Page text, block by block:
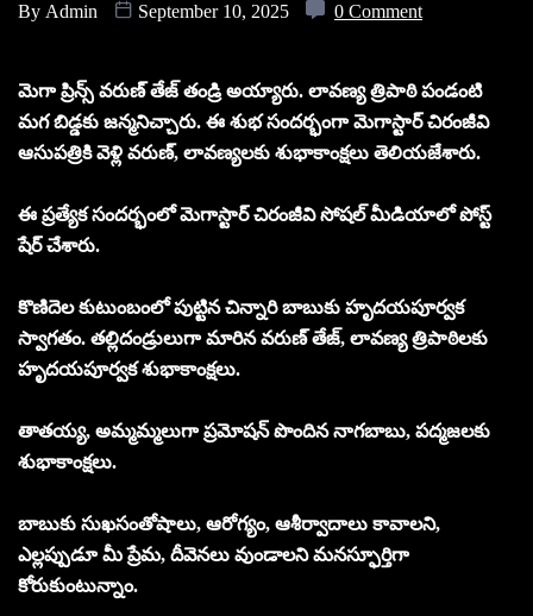
By Admin September 10, 2025 0 Comment
మెగా ప్రిన్స్ వరుణ్‌ తేజ్‌ తండ్రి అయ్యారు. లావణ్య త్రిపాఠి పండంటి
మగ బిడ్డకు జన్మనిచ్చారు. ఈ శుభ సందర్భంగా మెగాస్టార్ చిరంజీవి
ఆసుపత్రికి వెళ్లి వరుణ్‌, లావణ్యలకు శుభాకాంక్షలు తెలియజేశారు.
ఈ ప్రత్యేక సందర్భంలో మెగాస్టార్ చిరంజీవి సోషల్ మీడియాలో పోస్ట్
షేర్ చేశారు.
కొణిదెల కుటుంబంలో పుట్టిన చిన్నారి బాబుకు హృదయపూర్వక
స్వాగతం. తల్లిదండ్రులుగా మారిన వరుణ్ తేజ్‌, లావణ్య త్రిపాఠిలకు
హృదయపూర్వక శుభాకాంక్షలు.
తాతయ్య, అమ్మమ్మలుగా ప్రమోషన్ పొందిన నాగబాబు, పద్మజలకు
శుభాకాంక్షలు.
బాబుకు సుఖసంతోషాలు, ఆరోగ్యం, ఆశీర్వాదాలు కావాలని,
ఎల్లప్పుడూ మీ ప్రేమ, దీవెనలు వుండాలని మనస్ఫూర్తిగా
కోరుకుంటున్నాం.